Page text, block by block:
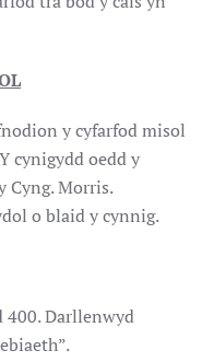
y cyfarfod misol
cynigydd oedd y
Cyng. Morris.
o blaid y cynnig.
Darllenwyd